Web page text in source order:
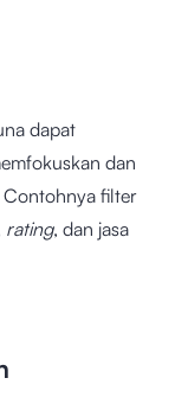
dapat
dan
Contohnya filter
rating, dan jasa